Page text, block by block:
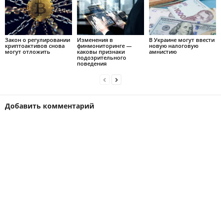
Закон о регулировании
криптоактивов снова
могут отложить
Изменения в
финмониторинге —
каковы признаки
подозрительного
поведения
В Украине могут ввести
новую налоговую
амнистию
Добавить комментарий